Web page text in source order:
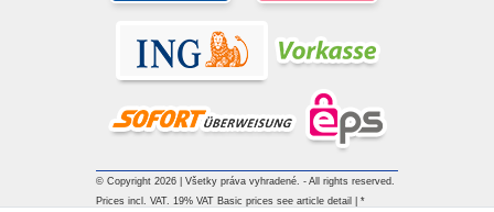
© Copyright 2026 | Všetky práva vyhradené. - All rights reserved.
Prices incl. VAT. 19% VAT Basic prices see article detail | *